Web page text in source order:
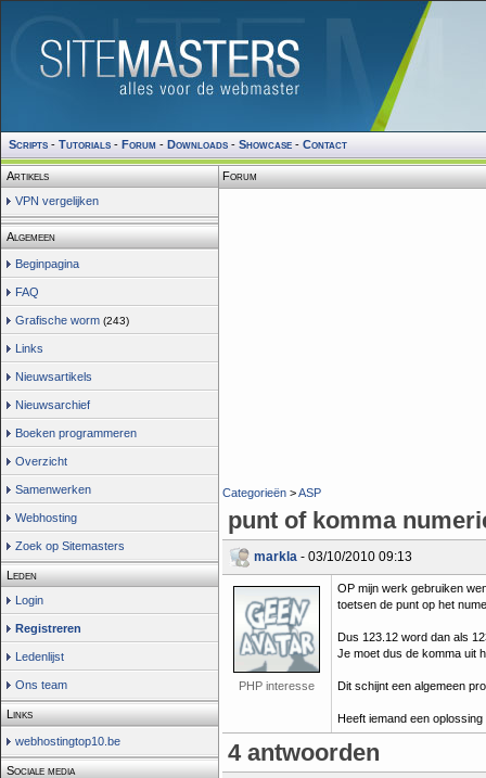
Scripts - Tutorials - Forum - Downloads - Showcase - Contact
Artikels
VPN vergelijken
Algemeen
Beginpagina
FAQ
Grafische worm (243)
Links
Nieuwsartikels
Nieuwsarchief
Boeken programmeren
Overzicht
Samenwerken
Webhosting
Zoek op Sitemasters
Leden
Login
Registreren
Ledenlijst
Ons team
Links
webhostingtop10.be
Sociale media
Forum
Categorieën >ASP
punt of komma
markla - 03/10/2010 09:13
PHP interesse
OP mijn werk gebruiken
toetsen de punt op het
Dus 123.12 word dan als
Je moet dus de komma uit
Dit schijnt een algemeen
Heeft iemand een
4 antwoorden